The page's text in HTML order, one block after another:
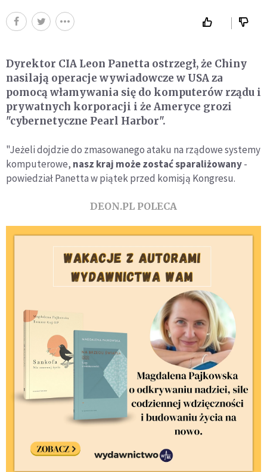
Dyrektor CIA Leon Panetta ostrzegł, że Chiny
nasilają operacje wywiadowcze w USA za
pomocą włamywania się do komputerów rządu i
prywatnych korporacji i że Ameryce grozi
"cybernetyczne Pearl Harbor".
"Jeżeli dojdzie do zmasowanego ataku na rządowe systemy
komputerowe, nasz kraj może zostać sparaliżowany-
powiedział Panetta w piątek przed komisją Kongresu.
DEON.PL POLECA